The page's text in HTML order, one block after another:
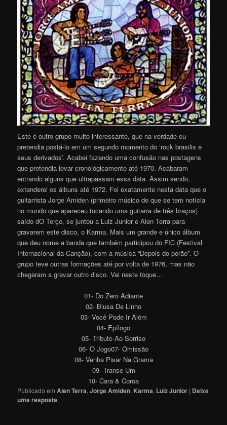
Este é outro grupo muito interessante, que na verdade eu
pretendia postá-lo em um segundo momento do ‘rock brasilis e
seus derivados’. Acabei fazendo uma confusão nas postagens
que pretendia levar cronológicamente até 1970. Acabaram
entrando alguns que ultrapassam essa data. Assim sendo,
extenderei os álbuns até 1972. Foi exatamente nesta data que o
guitarrista Jorge Amiden (primeiro músico de que se tem notícia
no mundo que apareceu tocando uma guitarra de três braços)
saído dO Terço, se juntou a Luiz Junior e Alen Terra para
gravarem este disco, o Karma. Mais um grande e único álbum
que deu nome a banda que também participou do FIC (Festival
Internacional da Canção), com a música “Depois do porão”. O
grupo teve outras formações até por volta de 1976, mas não
chegaram a gravar outro disco. Vai neste toque…
01- Do Zero Adiante
02- Blusa De Linho
03- Você Pode Ir Além
04- Epílogo
05- Tributo Ao Sorriso
06- O Jogo07- Omissão
08- Venha Pisar Na Grama
09- Transe Um
10- Cara & Coroa
Publicado em Alen Terra,Jorge Amiden, Karma, Luiz Junior | Deixe
uma resposta